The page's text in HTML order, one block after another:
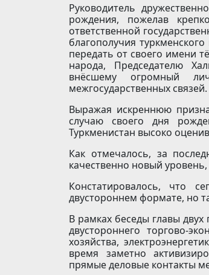
Руководитель
рождения, пожелав
ответственной
благополучия
передать от своего имени
народа, Председателю
внёсшему огромный
межгосударственных связей.
Выражая искреннюю
случаю своего дня
Туркменистан высоко
Как отмечалось, за
качественно новый
Констатировалось, что
двустороннем формате, но
В рамках беседы главы
двустороннего торгово-
хозяйства,
время заметно
прямые деловые контакты